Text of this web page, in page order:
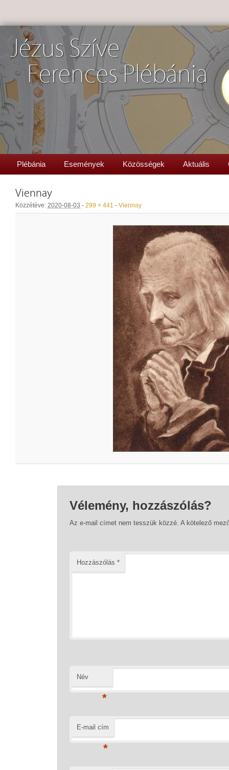
Jézus Szíve
Ferences Plébánia
Plébánia Események Közösségek Aktuális
Viennay
Közzétéve: 2020-08-03 - 299 × 441 - Viennay
Vélemény, hozzászólás?
Az e-mail címet nem tesszük közzé. A kötelező
Hozzászólás *
Név
*
E-mail cím
*